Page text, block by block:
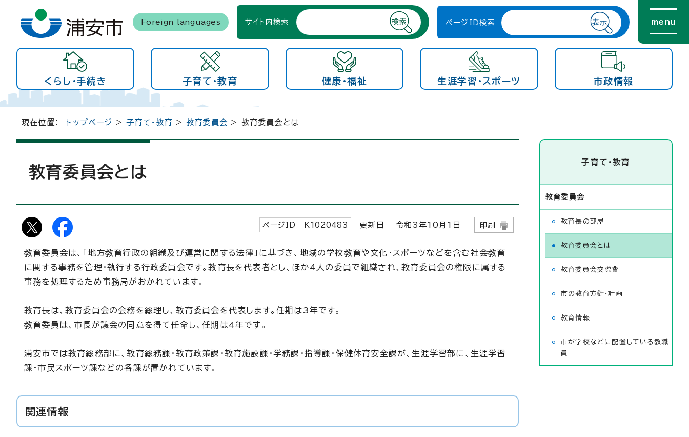
Foreign languages サイト内検索 ページID検索 menu
くらし・手続き 子育て・教育 健康・福祉 生涯学習・スポーツ 市政情報
現在位置： トップページ >子育て・教育 >教育委員会 > 教育委員会とは
教育委員会とは
ページID K 1020483 更新日 令和3年10 月1日 印刷
教育委員会は、「地方教育行政の組織及び運営に関する法律」に基づき、地域の学校教育や文化・スポーツなどを含む社会教育
に関する事務を管理・執行する行政委員会です。教育長を代表者とし、ほか4人の委員で組織され、教育委員会の権限に属する
事務を処理するため事務局がおかれています。
教育長は、教育委員会の会務を総理し、教育委員会を代表します。任期は3年です。
教育委員は、市長が議会の同意を得て任命し、任期は4年です。
浦安市では教育総務部に、教育総務課・教育政策課・教育施設課・学務課・指導課・保健体育安全課が、生涯学習部に、生涯学習
課・市民スポーツ課などの各課が置かれています。
関連情報
子育て・教育
教育委員会
教育長の部屋
教育委員会とは
教育委員会交際費
市の教育方針・計画
教育情報
市が学校などに配置している教職
員